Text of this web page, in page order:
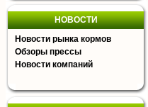
НОВОСТИ
Новости рынка кормов
Обзоры прессы
Новости компаний